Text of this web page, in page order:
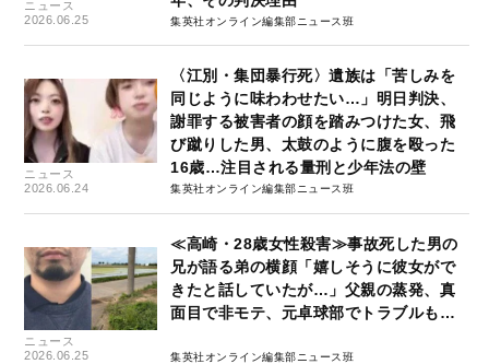
ニュース
2026.06.25
集英社オンライン編集部ニュース班
ニュース
2026.06.24
〈江別・集団暴行死〉遺族は「苦しみを
同じように味わわせたい…」明日判決、
謝罪する被害者の顔を踏みつけた女、飛
び蹴りした男、太鼓のように腹を殴った
16歳…注目される量刑と少年法の壁
集英社オンライン編集部ニュース班
ニュース
2026.06.25
≪高崎・28歳女性殺害≫事故死した男の
兄が語る弟の横顔「嬉しそうに彼女がで
きたと話していたが…」父親の蒸発、真
面目で非モテ、元卓球部でトラブルも…
集英社オンライン編集部ニュース班